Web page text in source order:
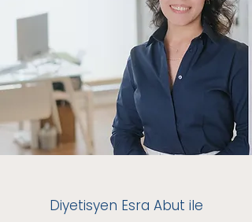
Diyetisyen Esra Abut ile